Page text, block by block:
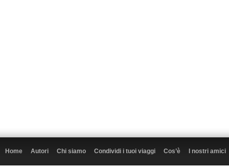
Home Autori Chi siamo Condividi i tuoi viaggi Cos’è I nostri amici